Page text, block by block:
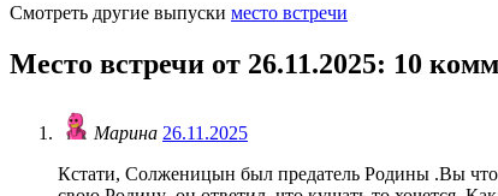
Смотреть другие выпуски место встречи
Место встречи от 26.11.2025: 10
Марина 26.11.2025
Кстати, Солженицын был предатель Родины .Вы что